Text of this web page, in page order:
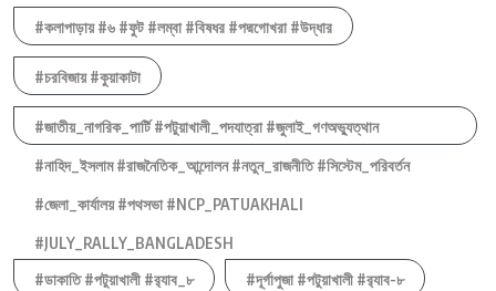
#কলাপাড়ায় #৬ #ফুট #লম্বা #বিষধর #পদ্মগোখরা #উদ্ধার
#চরবিজায় #কুয়াকাটা
#জাতীয়_নাগরিক_পার্টি #পটুয়াখালী_পদযাত্রা #জুলাই_গণঅভ্যুত্থান
#নাহিদ_ইসলাম #রাজনৈতিক_আন্দোলন #নতুন_রাজনীতি #সিস্টেম_পরিবর্তন
#জেলা_কার্যালয় #পথসভা #NCP_PATUAKHALI
#JULY_RALLY_BANGLADESH
#ডাকাতি #পটুয়াখালী #র‍্যাব_৮
#দূর্গাপুজা #পটুয়াখালী #র‍্যাব-৮